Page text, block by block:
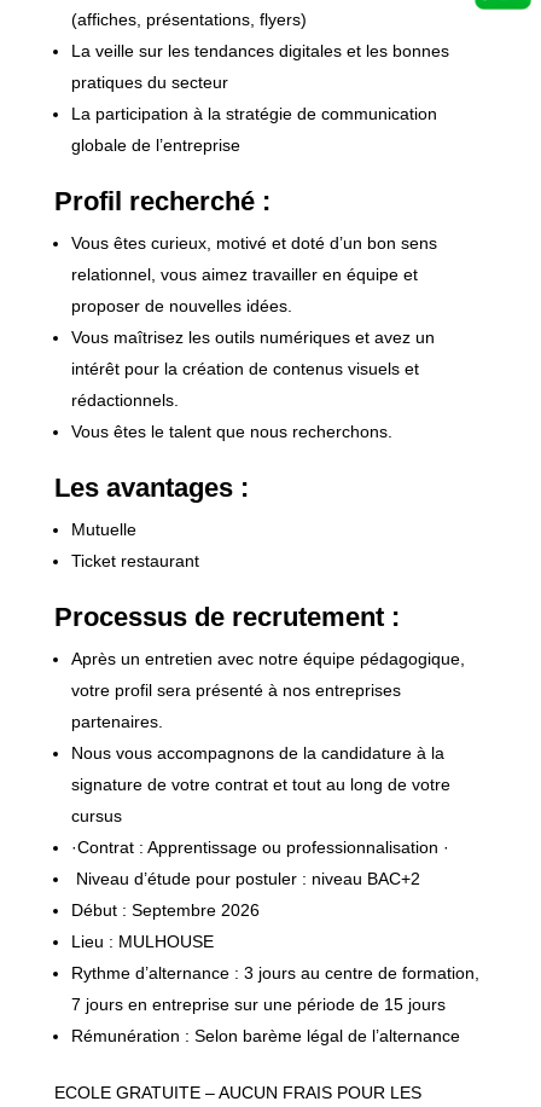
(affiches, présentations, flyers)
La veille sur les tendances digitales et les bonnes
pratiques du secteur
La participation à la stratégie de communication
globale de l’entreprise
Profil recherché :
Vous êtes curieux, motivé et doté d’un bon sens
relationnel, vous aimez travailler en équipe et
proposer de nouvelles idées.
Vous maîtrisez les outils numériques et avez un
intérêt pour la création de contenus visuels et
rédactionnels.
Vous êtes le talent que nous recherchons.
Les avantages :
Mutuelle
Ticket restaurant
Processus de recrutement :
Après un entretien avec notre équipe pédagogique,
votre profil sera présenté à nos entreprises
partenaires.
Nous vous accompagnons de la candidature à la
signature de votre contrat et tout au long de votre
cursus
·Contrat : Apprentissage ou professionnalisation ·
Niveau d’étude pour postuler : niveau BAC+2
Début : Septembre 2026
Lieu : MULHOUSE
Rythme d’alternance : 3 jours au centre de formation,
7 jours en entreprise sur une période de 15 jours
Rémunération : Selon barème légal de l’alternance
ECOLE GRATUITE – AUCUN FRAIS POUR LES